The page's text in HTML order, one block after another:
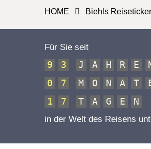
HOME Biehls Reiseticker
Für Sie seit
9 3 J A H R E
0
7 M O N A T
1
7 T A G E N
in der Welt des Reisens